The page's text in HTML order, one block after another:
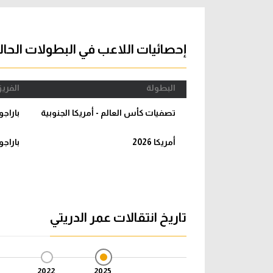
دوري إحصائيات اللاعب في البطولات
البطولة
تصفيات كأس العالم - أمريكا الجنوبية
أمريكا 2026
تاريخ انتقالات عمر الدريتي
2025
2022